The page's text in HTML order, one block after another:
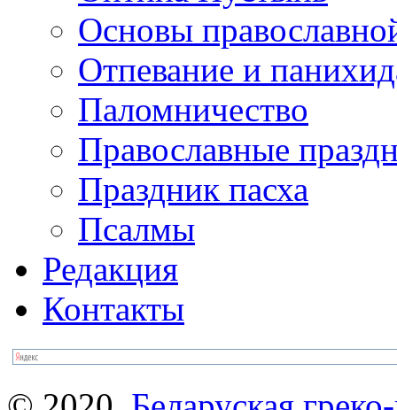
Основы
Отпевание и
Паломничество
Православные
Праздник пасха
Псалмы
Редакция
Контакты